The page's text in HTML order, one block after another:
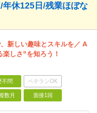
休125日/残業ほぼな
新しい趣味とスキルを／ A
しさ”を知ろう！
不問 ベテランOK
数月 面接1回